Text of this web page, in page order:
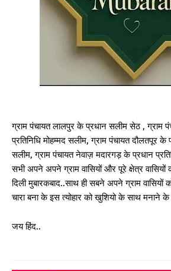
ग्राम पंचायत लालपुर के प्रधान सलीम सेठ , ग्राम
प्रतिनिधि मोहम्मद सलीम, ग्राम पंचायत दौलतपूर के
सलीम, ग्राम पंचायत नेवाज़ मदारगड़ के प्रधान
सभी अपने अपने ग्राम वासियों और पूरे क्षेत्र
दिली मुबारकबाद..साथ ही सबने अपने ग्राम
चारा बना के इस त्योहार को खुशियो के साथ मनाने के
जय हिंद..